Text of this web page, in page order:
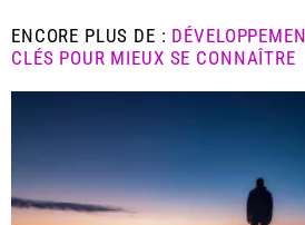
ENCORE PLUS DE :
CLÉS POUR MIEUX SE CONNAÎTRE